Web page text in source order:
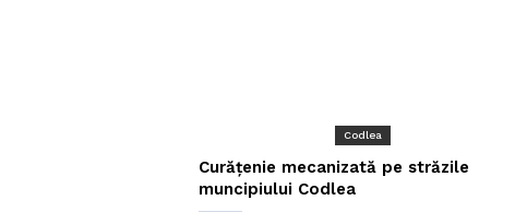
Codlea
Curățenie mecanizată pe străzile
muncipiului Codlea